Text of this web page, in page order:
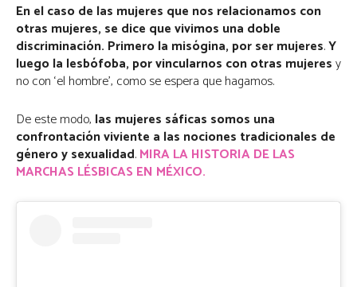
En el caso de las mujeres que nos relacionamos con
otras mujeres, se dice que vivimos una doble
discriminación. Primero la misógina, por ser mujeres.Y
luego la lesbófoba, por vincularnos con otras mujeresy
no con ‘el hombre’, como se espera que hagamos.
De este modo, las mujeres sáficas somos una
confrontación viviente a las nociones tradicionales de
género y sexualidad.MIRA LA HISTORIA DE LAS
MARCHAS LÉSBICAS EN MÉXICO.